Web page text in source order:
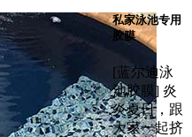
私家泳池专用
胶膜
[蓝尔迪泳
池胶膜] 炎
炎夏日，跟
大家一起挤